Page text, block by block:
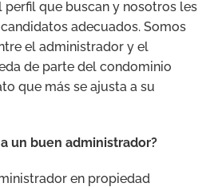
perfil que buscan y nosotros les
adecuados. Somos
el administrador y el
de parte del condominio
que más se ajusta a su
un buen administrador?
en propiedad